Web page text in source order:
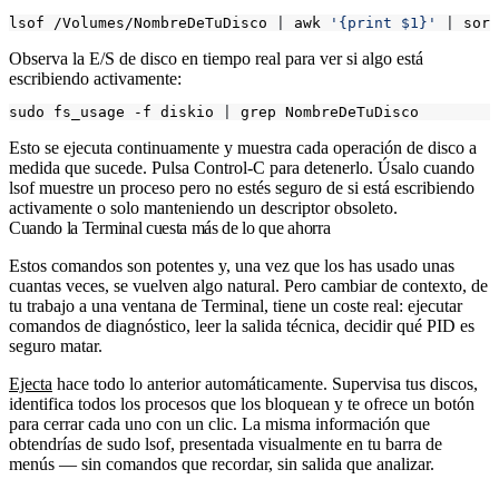
lsof /Volumes/NombreDeTuDisco awk '{print $1}'
Observa la E/S de disco en tiempo real para ver si algo está
escribiendo activamente:
sudo fs_usage -f diskio
Esto se ejecuta continuamente y muestra cada operación de disco a
medida que sucede. Pulsa Control-C para detenerlo. Úsalo cuando
lsofmuestre un proceso pero no estés seguro de si está escribiendo
activamente o solo manteniendo un descriptor obsoleto.
Cuando la Terminal cuesta más de lo que ahorra
Estos comandos son potentes y, una vez que los has usado unas
cuantas veces, se vuelven algo natural. Pero cambiar de contexto, de
tu trabajo a una ventana de Terminal, tiene un coste real: ejecutar
comandos de diagnóstico, leer la salida técnica, decidir qué PID es
seguro matar.
Ejecta hace todo lo anterior automáticamente. Supervisa tus discos,
identifica todos los procesos que los bloquean y te ofrece un botón
para cerrar cada uno con un clic. La misma información que
obtendrías de sudo lsof, presentada visualmente en tu barra de
menús — sin comandos que recordar, sin salida que analizar.